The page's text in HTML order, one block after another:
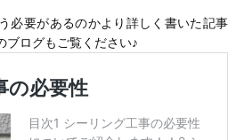
必要があるのかより詳しく書いた記事
ブログもご覧ください♪